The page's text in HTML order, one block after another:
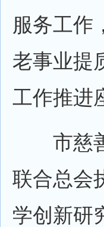
服务工作
老事业提
工作推进
市慈善
联合总会
学创新研